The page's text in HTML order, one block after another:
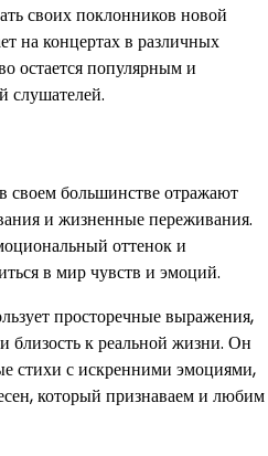
своих поклонников новой
на концертах в различных
остается популярным и
своем большинстве отражают
и жизненные переживания.
оттенок и
в мир чувств и эмоций.
просторечные выражения,
к реальной жизни. Он
стихи с искренними эмоциями,
который признаваем и любим